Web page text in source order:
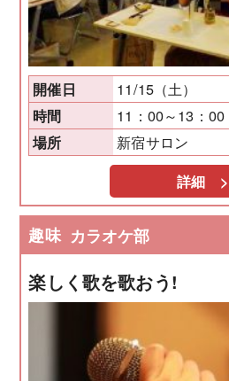
開催日 11/15（土）
時間 11：00～13：00
場所 新宿サロン
詳細 >
趣味 カラオケ部
楽しく歌を歌おう!